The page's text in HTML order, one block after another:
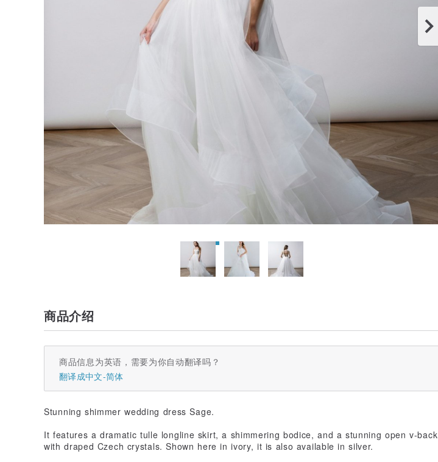
商品介绍
商品信息为英语，需要为你自动翻译吗？
翻译成中文-简体
Stunning shimmer wedding dress Sage.
It features a dramatic tulle longline skirt, a shimmering bodice, and a stunning open v-back
with draped Czech crystals. Shown here in ivory, it is also available in silver.